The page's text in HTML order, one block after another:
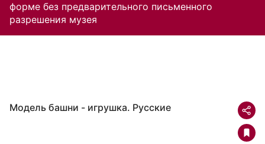
форме без предварительного письменного
разрешения музея
Модель башни - игрушка. Русские